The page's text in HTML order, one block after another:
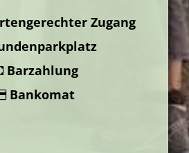
Zugang
Barzahlung
Bankomat